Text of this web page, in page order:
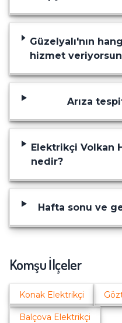
Güzelyalı'nın
hizmet
Arıza
Elektrikçi Volkan
nedir?
Hafta sonu ve
Komşu İlçeler
Konak Elektrikçi
Balçova Elektrikçi